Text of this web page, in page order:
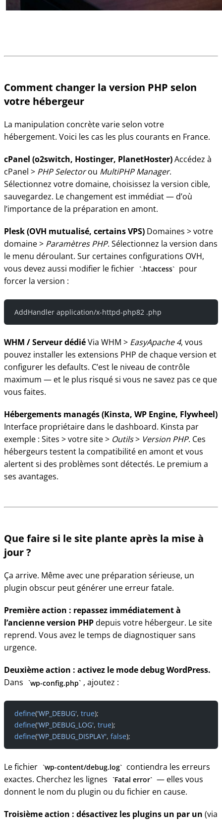
Comment changer la version PHP selon
votre hébergeur
La manipulation concrète varie selon votre
hébergement. Voici les cas les plus courants en France.
cPanel (o2switch, Hostinger, PlanetHoster)Accédez à
cPanel > PHP Selectorou MultiPHP Manager.
Sélectionnez votre domaine, choisissez la version cible,
sauvegardez. Le changement est immédiat — d’où
l’importance de la préparation en amont.
Plesk (OVH mutualisé, certains VPS) Domaines > votre
domaine > Paramètres PHP. Sélectionnez la version dans
le menu déroulant. Sur certaines configurations OVH,
vous devez aussi modifier le fichier
.htaccess
pour
forcer la version :
AddHandler application/x-httpd-php82 .php
WHM / Serveur dédiéVia WHM > EasyApache 4, vous
pouvez installer les extensions PHP de chaque version et
configurer les defaults. C’est le niveau de contrôle
maximum — et le plus risqué si vous ne savez pas ce que
vous faites.
Hébergements managés (Kinsta, WP Engine, Flywheel)
Interface propriétaire dans le dashboard. Kinsta par
exemple : Sites > votre site > Outils> Version PHP. Ces
hébergeurs testent la compatibilité en amont et vous
alertent si des problèmes sont détectés. Le premium a
ses avantages.
Que faire si le site plante après la mise à
jour ?
Ça arrive. Même avec une préparation sérieuse, un
plugin obscur peut générer une erreur fatale.
Première action : repassez immédiatement à
l’ancienne version PHPdepuis votre hébergeur. Le site
reprend. Vous avez le temps de diagnostiquer sans
urgence.
Deuxième action : activez le mode debug WordPress.
Dans
wp-config.php , ajoutez :
define('WP_DEBUG', true);
define('WP_DEBUG_LOG', true);
define('WP_DEBUG_DISPLAY', false);
Le fichier wp-content/debug.log
contiendra les erreurs
exactes. Cherchez les lignes
Fatal error
— elles vous
donnent le nom du plugin ou du fichier en cause.
Troisième action : désactivez les plugins un par un (via